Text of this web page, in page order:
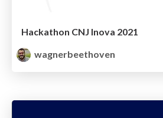
Hackathon CNJ Inova 2021
wagnerbeethoven